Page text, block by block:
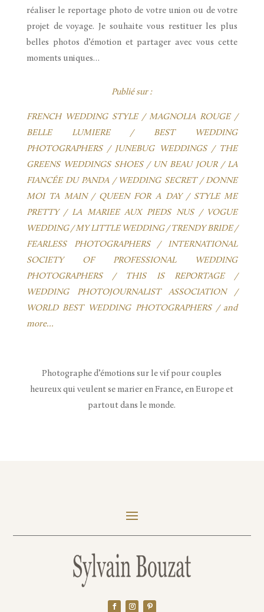
réaliser le reportage photo de votre union ou de votre
projet de voyage. Je souhaite vous restituer les plus
belles photos d’émotion et partager avec vous cette
moments uniques…
Publié sur :
FRENCH WEDDING STYLE / MAGNOLIA ROUGE /
BELLE LUMIERE / BEST WEDDING
PHOTOGRAPHERS / JUNEBUG WEDDINGS / THE
GREENS WEDDINGS SHOES / UN BEAU JOUR / LA
FIANCÉE DU PANDA / WEDDING SECRET / DONNE
MOI TA MAIN / QUEEN FOR A DAY / STYLE ME
PRETTY / LA MARIEE AUX PIEDS NUS / VOGUE
WEDDING / MY LITTLE WEDDING / TRENDY BRIDE /
FEARLESS PHOTOGRAPHERS / INTERNATIONAL
SOCIETY OF PROFESSIONAL WEDDING
PHOTOGRAPHERS / THIS IS REPORTAGE /
WEDDING PHOTOJOURNALIST ASSOCIATION /
WORLD BEST WEDDING PHOTOGRAPHERS / and
more…
Photographe d’émotions sur le vif pour couples
heureux qui veulent se marier en France, en Europe et
partout dans le monde.